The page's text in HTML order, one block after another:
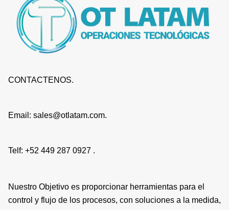
CONTACTENOS.
Email: sales@otlatam.com.
Telf: +52 449 287 0927 .
Nuestro Objetivo es proporcionar herramientas para el
control y flujo de los procesos, con soluciones a la medida,